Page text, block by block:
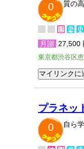
0 質の
月謝 27,500
東京都渋谷区
プラネッ
0
自ら